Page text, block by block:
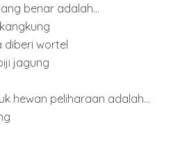
benar adalah...
diberi wortel
jagung
hewan peliharaan adalah...